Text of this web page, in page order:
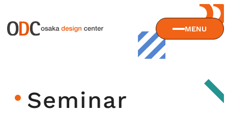
MENU
大阪デザインセンターとは
Seminar